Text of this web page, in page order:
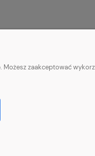
lojalnościowy
zaakceptować